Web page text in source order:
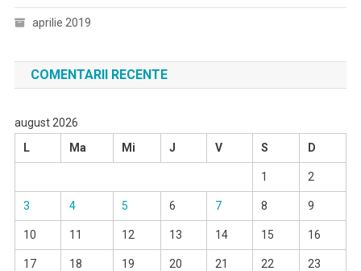
aprilie 2019
COMENTARII RECENTE
august 2026
L
Ma Mi J V S D
1 2
3 4 5 6 7 8 9
10 11 12 13 14 15 16
17 18 19 20 21 22 23